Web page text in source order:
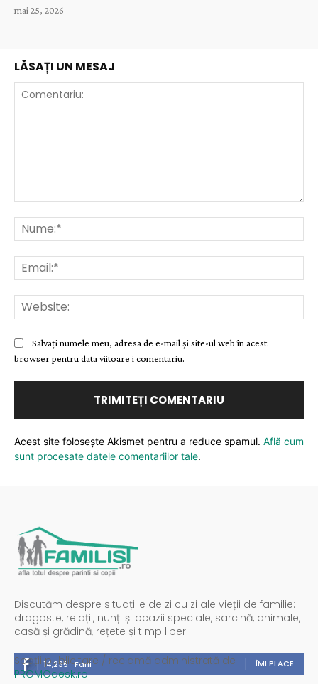
mai 25, 2026
LĂSAȚI UN MESAJ
Salvați numele meu, adresa de e-mail și site-ul web în acest
browser pentru data viitoare i comentariu.
Acest site folosește Akismet pentru a reduce spamul. Află cum
sunt procesate datele comentariilor tale.
Discutăm despre situațiile de zi cu zi ale vieții de familie:
dragoste, relații, nunți și ocazii speciale, sarcină, animale,
casă și grădină, rețete și timp liber.
14,235 Fani ÎMI PLACE
Spații publicitare / reclamă administrată de
PROMOdesk.ro